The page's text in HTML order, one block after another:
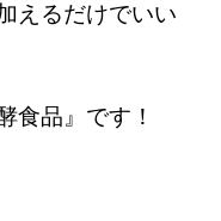
えるだけでいい
食品』です！